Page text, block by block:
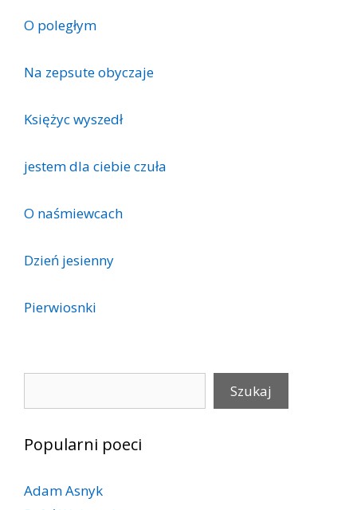
O poległym
Na zepsute obyczaje
Księżyc wyszedł
je­stem dla cie­bie czu­ła
O naśmiewcach
Dzień jesienny
Pierwiosnki
Szukaj
Popularni poeci
Adam Asnyk